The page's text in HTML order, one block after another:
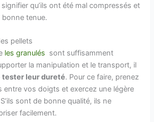
qu’ils ont été mal compressés et
tenue.
pellets
les granulés sont suffisamment
la manipulation et le transport, il
tester leur dureté. Pour ce faire, prenez
entre vos doigts et exercez une légère
sont de bonne qualité, ils ne
facilement.